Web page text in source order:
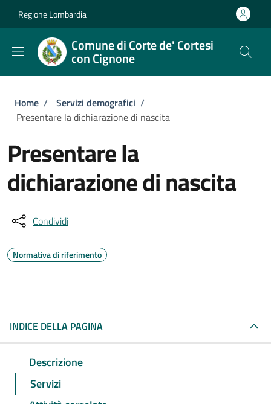
Regione Lombardia
Comune di Corte de' Cortesi
con Cignone
Briciole di pane
Home / Servizi demografici /
Presentare la dichiarazione di nascita
Presentare la
dichiarazione di nascita
Condividi
Normativa di riferimento
INDICE DELLA PAGINA
Descrizione
Servizi